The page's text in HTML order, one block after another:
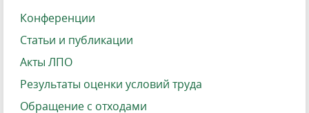
Конференции
Статьи и публикации
Акты ЛПО
Результаты оценки условий труда
Обращение с отходами